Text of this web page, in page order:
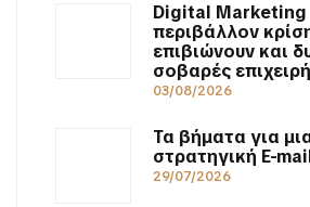
Digital Marketing
περιβάλλον
επιβιώνουν και
σοβαρές
03/08/2026
Τα βήματα για
στρατηγική E-
29/07/2026